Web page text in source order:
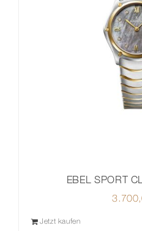
EBEL SPORT
Jetzt kaufen